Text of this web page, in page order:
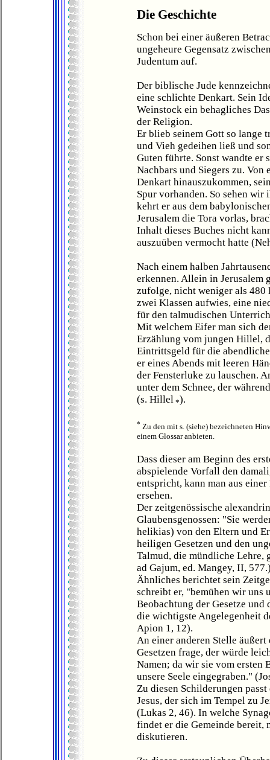
Die Geschichte
Schon bei einer äußeren
ungeheure Gegensatz
Judentum auf.
Der biblische Jude
eine schlichte Denkart. Sein
Weinstock ein behagliches
der Religion.
Er blieb seinem Gott so lange
und Vieh gedeihen ließ und
Guten führte. Sonst wandte er
Nachbars und Siegers zu.
Denkart hinauszukommen,
Spur vorhanden. So sehen
kehrt er aus dem
Jerusalem die Tora vorlas,
Inhalt dieses Buches nicht
auszuüben vermocht hatte
Nach einem halben
erkennen. Allein in Jerusalem
zufolge, nicht weniger als 480
zwei Klassen aufwies, eine
für den talmudischen
Mit welchem Eifer man sich
Erzählung vom jungen Hillel,
Eintrittsgeld für die
er eines Abends mit leeren
der Fensterluke zu lauschen.
unter dem Schnee, der
(s. Hillel *).
* Zu den mit s. (siehe) bezeichneten
einem Glossar anbieten.
Dass dieser am Beginn des
abspielende Vorfall den
entspricht, kann man aus
ersehen.
Der zeitgenössische
Glaubensgenossen: "Sie
helikias) von den Eltern und
heiligen Gesetzen und den
Talmud, die mündliche
ad Gajum, ed. Mangey, II,
Ähnliches berichtet sein
schreibt er, "bemühen wir uns
Beobachtung der Gesetze
die wichtigste Angelegenheit
Apion 1, 12).
An einer anderen Stelle
Gesetzen frage, der würde
Namen; da wir sie vom ersten
unsere Seele eingegraben."
Zu diesen Schilderungen
Jesus, der sich im Tempel zu
(Lukas 2, 46). In welche
findet er die Gemeinde bereit,
diskutieren.